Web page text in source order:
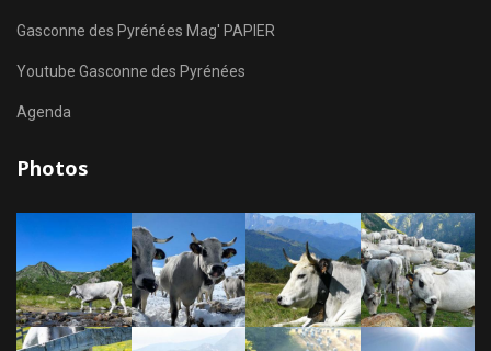
Gasconne des Pyrénées Mag' PAPIER
Youtube Gasconne des Pyrénées
Agenda
Photos